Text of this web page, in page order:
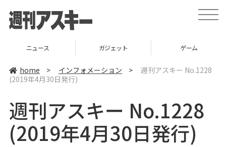
t
o
v
ニュース ガジェット ゲーム
home > インフォメーション >
週刊アスキー No.1228
(2019年4月30日発行)
週刊アスキー No.1228
(2019年4月30日発行)